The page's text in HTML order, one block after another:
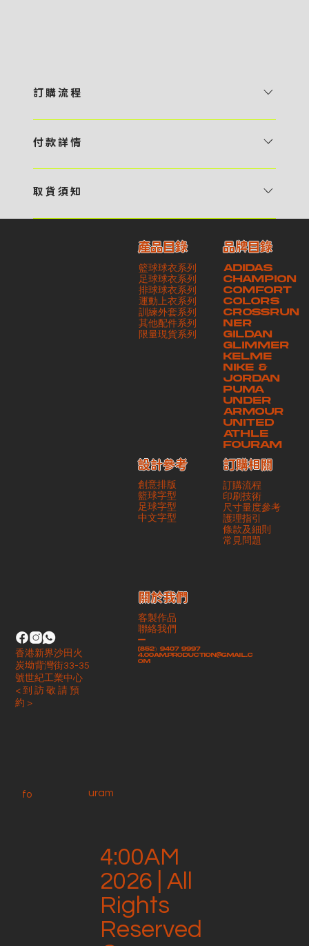
訂 購 流 程
預 約 〉，參看官網上的商品目錄和作品照片去選擇心儀的款式，同時可
報價 貴客可透過電郵方式或 WhatsApp 平台提交定製資料，4AM 團
相關價目，貴客最終確認後將獲取正式完整單據，請安排繳付貨款訂金以
啟動貨品製作 4 / 商品印製 訂金核實後，4AM 團隊將隨即開始製作 5
/ 貨品提取 商品製作完成後，4AM 團隊將聯絡貴客安排貨款餘額及提取
貨品。貴客可選擇最適合的付款方式以及取貨安排
付 款 詳 情
・ Payme ・ 現金機入數 ・ 銀行櫃檯入數 ・ ATM自動櫃員機轉帳 ・
交易單據。如貴客欲更改電郵地址，請與 4AM 團隊聯絡 - 貴客的付款
記錄可透過電郵 或 WhatsApp平台（ 請註明訂單編號 ）交予4AM 團
隊核實有關款項 - 任何轉帳或換匯交易手續費等額外費用，一概不歸屬
本公司之責任 - 貴客請於收獲本公司正式訂購單據後 3 個工作天內安排
付款。如未能按期繳付所需款項，貴客須緻交因逾期所衍生之額外行政費
取 貨 須 知
請與4AM團隊職員聯絡預約取貨時間｜​ ・ GoGoVan ｜即日完成配送
服務｜運費由貴客現金支付司機｜ ・ 順豐速運 ｜貨件運送需要多於2－
3個工作天｜到付｜​ - 貴客請於貨品可取日起之 10 個工作天內安排提取
貨品，如逾期未取，本公司將不予保存相關貨品。有關貨款訂金將不予歸
還，貴客仍須負責貨款餘額 - 貴客請於收貨時小心核對貨品數量及檢查
貨品品質 - 基於 S.F. Express / GoGoVan 等託運商為第三方服務，
本公司將保證貨品安全到達第三方手中。如第三方在運送過程中引致任何
有關貨品之遺失、損毀、誤投或運送延誤，本公司一律不負責
4:00AM
2026 | All
Rights
Reserved
產品目錄
籃球球衣系列
足球球衣系列
排球球衣系列
運動上衣系列
訓練外套系列
其他配件系列
​限量現貨系列
ADIDAS
CHAMPION
COMFORT
COLORS
CROSSRUN
NER
GILDAN
GLIMMER
KELME
NIKE &
JORDAN
PUMA
UNDER
ARMOUR
UNITED
ATHLE
FOURAM
品牌目錄
創意排版
籃球字型
足球字型
​中文字型
設計參考
訂購流程
印刷技術
尺寸量度參考
護理指引
條款及細則
​常見問題
訂購相關
客製作品
聯絡我們
-
(852）9407 9997
4.00am.production@gmail.c
om
​關於我們
香港新界沙田火
炭坳背灣街33-35
號世紀工業中心
< 到 訪 敬 請 預
約 >
fo uram